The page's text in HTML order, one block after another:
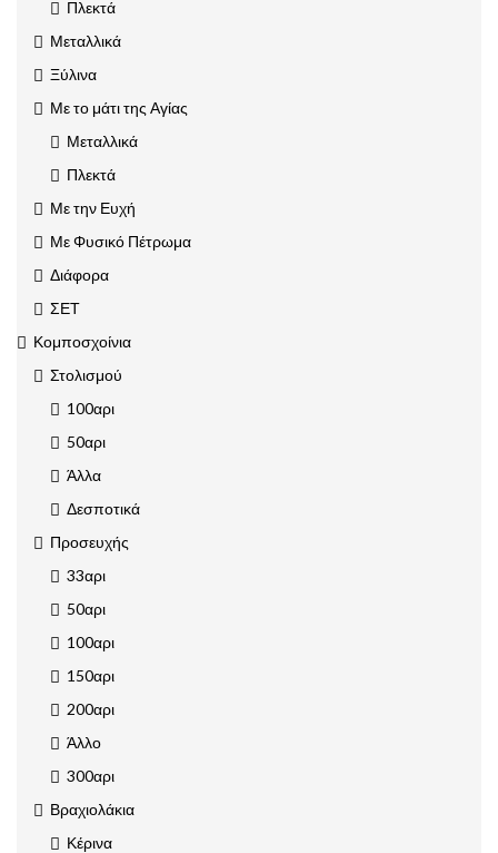
Πλεκτά
Μεταλλικά
Ξύλινα
Με το μάτι της Αγίας
Μεταλλικά
Πλεκτά
Με την Ευχή
Με Φυσικό Πέτρωμα
Διάφορα
ΣΕΤ
Κομποσχοίνια
Στολισμού
100αρι
50αρι
Άλλα
Δεσποτικά
Προσευχής
33αρι
50αρι
100αρι
150αρι
200αρι
Άλλο
300αρι
Βραχιολάκια
Κέρινα